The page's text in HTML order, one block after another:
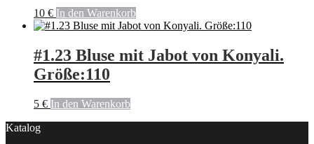
10 € In den Warenkorb
#1.23 Bluse mit Jabot von Konyali.
Größe:110
5 € In den Warenkorb
Katalog